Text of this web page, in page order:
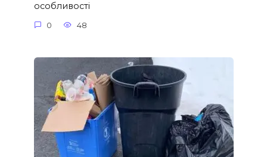
особливості
0 48